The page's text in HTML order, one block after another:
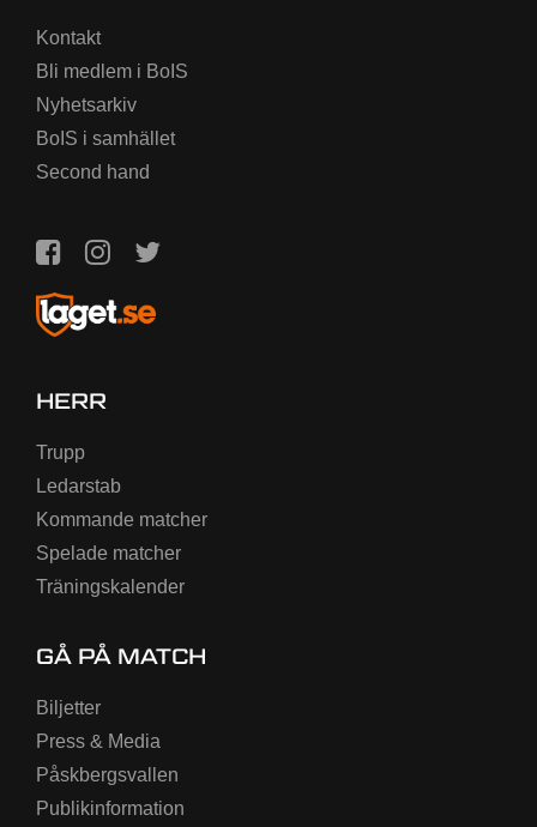
Kontakt
Bli medlem i BoIS
Nyhetsarkiv
BoIS i samhället
Second hand
HERR
Trupp
Ledarstab
Kommande matcher
Spelade matcher
Träningskalender
GÅ PÅ MATCH
Biljetter
Press & Media
Påskbergsvallen
Publikinformation